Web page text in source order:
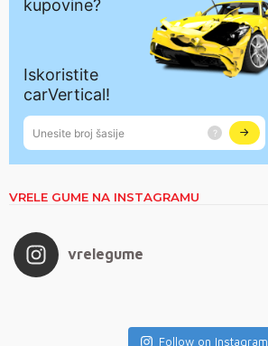
VRELE GUME NA INSTAGRAMU
vrelegume
Follow on Instagram